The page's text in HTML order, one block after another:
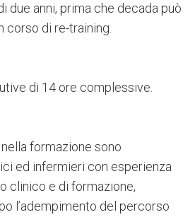
due anni, prima che decada può
corso di re-training.
di 14 ore complessive.
formazione sono
ed infermieri con esperienza
clinico e di formazione,
l’adempimento del percorso